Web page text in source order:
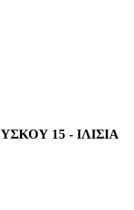
15 - ΙΛΙΣΙΑ